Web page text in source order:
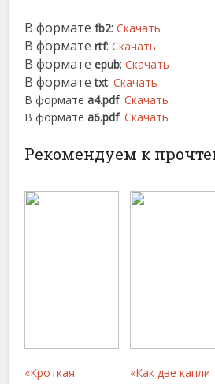
В форматеfb2:Скачать
В форматеrtf:Скачать
В форматеepub:Скачать
В форматеtxt:Скачать
В форматеa4.pdf:Скачать
В форматеa6.pdf:Скачать
Рекомендуем к
«Кроткая
«Как две капли